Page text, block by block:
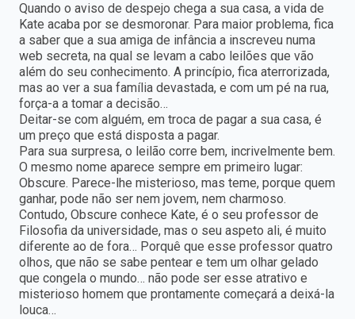
Quando o aviso de despejo chega a sua casa, a vida de
Kate acaba por se desmoronar. Para maior problema, fica
a saber que a sua amiga de infância a inscreveu numa
web secreta, na qual se levam a cabo leilões que vão
além do seu conhecimento. A princípio, fica aterrorizada,
mas ao ver a sua família devastada, e com um pé na rua,
força-a a tomar a decisão…
Deitar-se com alguém, em troca de pagar a sua casa, é
um preço que está disposta a pagar.
Para sua surpresa, o leilão corre bem, incrivelmente bem.
O mesmo nome aparece sempre em primeiro lugar:
Obscure. Parece-lhe misterioso, mas teme, porque quem
ganhar, pode não ser nem jovem, nem charmoso.
Contudo, Obscure conhece Kate, é o seu professor de
Filosofia da universidade, mas o seu aspeto ali, é muito
diferente ao de fora… Porquê que esse professor quatro
olhos, que não se sabe pentear e tem um olhar gelado
que congela o mundo… não pode ser esse atrativo e
misterioso homem que prontamente começará a deixá-la
louca…